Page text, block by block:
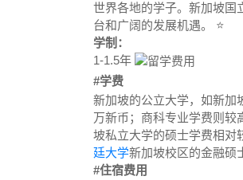
世界各地的学子。新加坡国
台和广阔的发展机遇。 ⭐
学制：
1-1.5年
#学费
新加坡的公立大学，如新加
万新币；商科专业学费则较
坡私立大学的硕士学费相对
廷大学新加坡校区的金融硕
#住宿费用